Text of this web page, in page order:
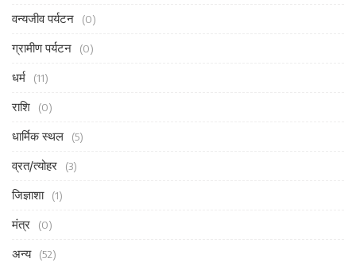
वन्यजीव पर्यटन (0)
ग्रामीण पर्यटन (0)
धर्म (11)
राशि (0)
धार्मिक स्थल (5)
व्रत/त्योहर (3)
जिज्ञाशा (1)
मंत्र (0)
अन्य (52)